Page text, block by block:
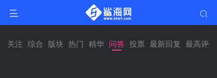
关注 综合 版块 热门 精华 问答 投票 最新回复 最高评分